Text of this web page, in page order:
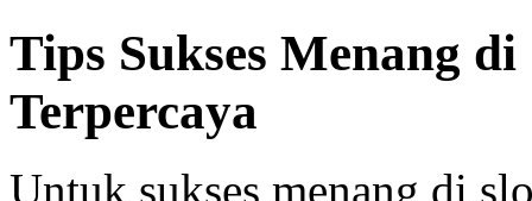
Tips Sukses Menang
Terpercaya
Untuk sukses menang di